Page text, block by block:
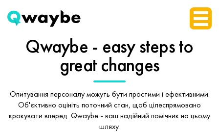
Qwaybe - easy stepsto
great changes
Опитування персоналу можуть бути простими і ефективними.
Об'єктивно оцініть поточний стан, щоб цілеспрямовано
крокувати вперед. Qwaybe - ваш надійний помічник на цьому
шляху.